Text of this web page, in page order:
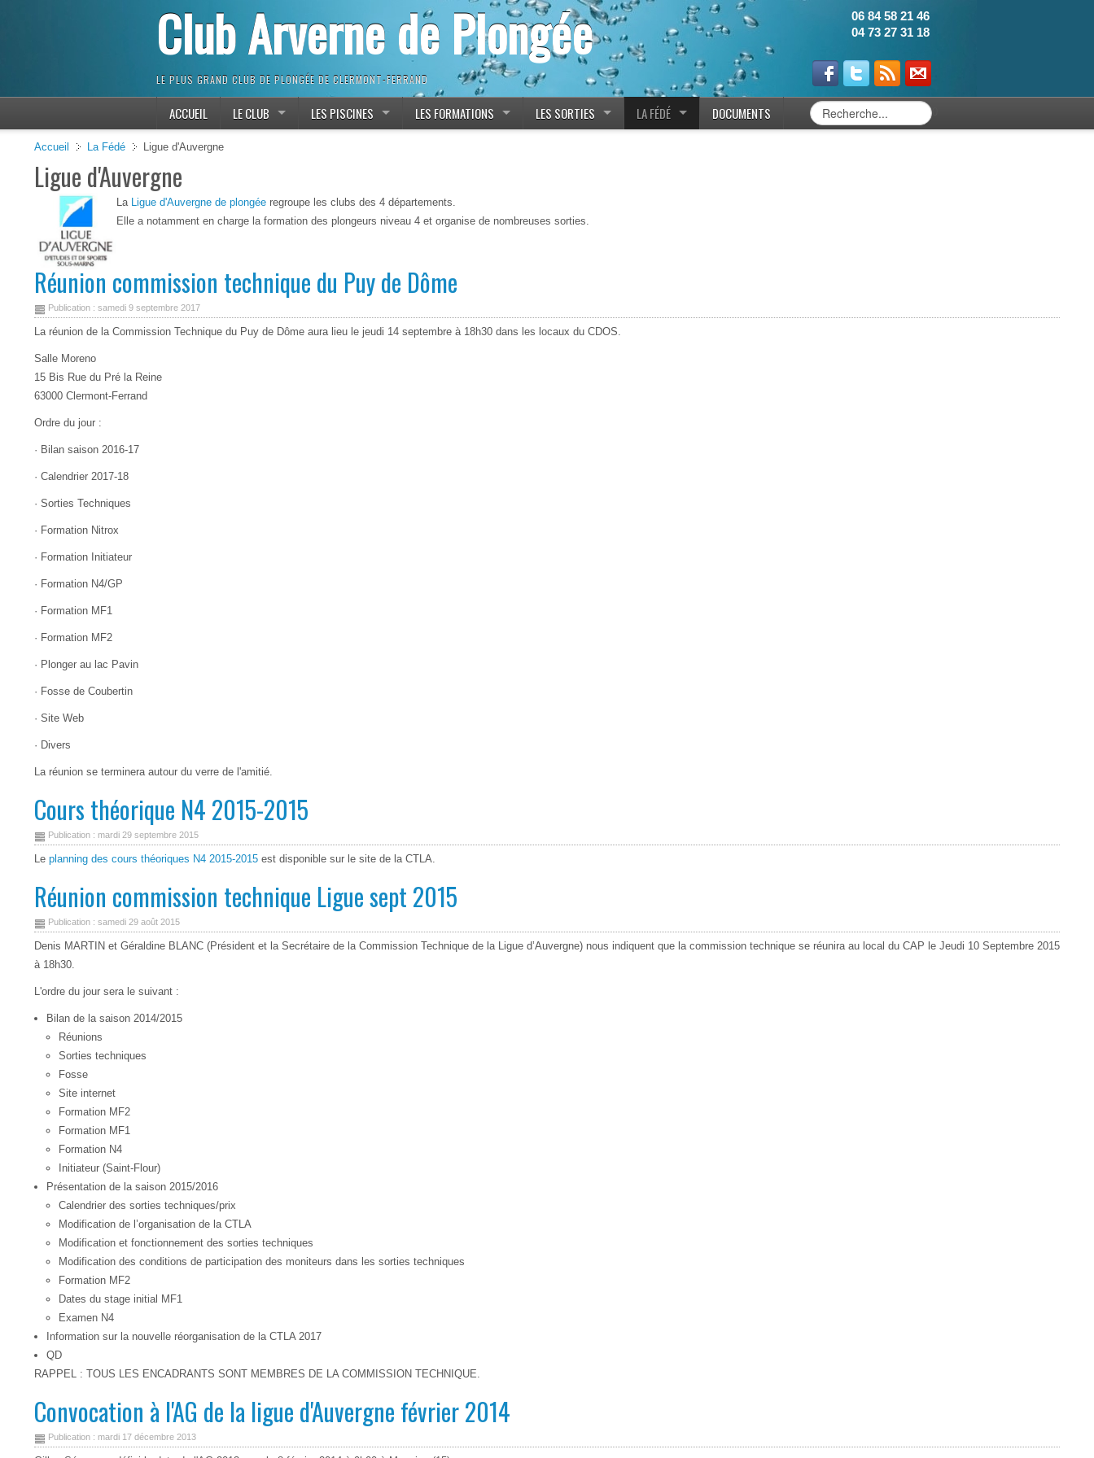
Club Arverne de Plongée
LE PLUS GRAND CLUB DE PLONGÉE DE CLERMONT-FERRAND
06 84 58 21 46
04 73 27 31 18
ACCUEIL LE CLUB LES PISCINES LES FORMATIONS LES SORTIES LA FÉDÉ DOCUMENTS
Accueil La Fédé Ligue d'Auvergne
Ligue d'Auvergne
La Ligue d'Auvergne de plongée regroupe les clubs des 4 départements.
Elle a notamment en charge la formation des plongeurs niveau 4 et organise de nombreuses sorties.
Réunion commission technique du Puy de Dôme
Publication : samedi 9 septembre 2017
La réunion de la Commission Technique du Puy de Dôme aura lieu le jeudi 14 septembre à 18h30 dans les locaux du CDOS.
Salle Moreno
15 Bis Rue du Pré la Reine
63000 Clermont-Ferrand
Ordre du jour :
· Bilan saison 2016-17
· Calendrier 2017-18
· Sorties Techniques
· Formation Nitrox
· Formation Initiateur
· Formation N4/GP
· Formation MF1
· Formation MF2
· Plonger au lac Pavin
· Fosse de Coubertin
· Site Web
· Divers
La réunion se terminera autour du verre de l'amitié.
Cours théorique N4 2015-2015
Publication : mardi 29 septembre 2015
Le planning des cours théoriques N4 2015-2015 est disponible sur le site de la CTLA.
Réunion commission technique Ligue sept 2015
Publication : samedi 29 août 2015
Denis MARTIN et Géraldine BLANC (Président et la Secrétaire de la Commission Technique de la Ligue d’Auvergne) nous indiquent que la commission technique se réunira au local du CAP le Jeudi 10 Septembre 2015
à 18h30.
L'ordre du jour sera le suivant :
Bilan de la saison 2014/2015
Réunions
Sorties techniques
Fosse
Site internet
Formation MF2
Formation MF1
Formation N4
Initiateur (Saint-Flour)
Présentation de la saison 2015/2016
Calendrier des sorties techniques/prix
Modification de l’organisation de la CTLA
Modification et fonctionnement des sorties techniques
Modification des conditions de participation des moniteurs dans les sorties techniques
Formation MF2
Dates du stage initial MF1
Examen N4
Information sur la nouvelle réorganisation de la CTLA 2017
QD
RAPPEL : TOUS LES ENCADRANTS SONT MEMBRES DE LA COMMISSION TECHNIQUE.
Convocation à l'AG de la ligue d'Auvergne février 2014
Publication : mardi 17 décembre 2013